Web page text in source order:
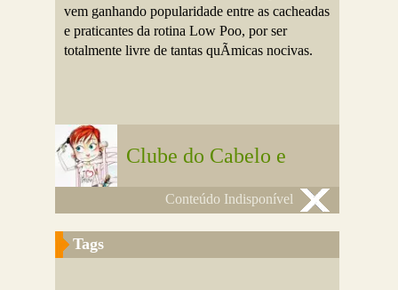
vem ganhando popularidade entre as cacheadas
e praticantes da rotina Low Poo, por ser
totalmente livre de tantas quÃ­micas nocivas.
Clube do Cabelo e
Conteúdo Indisponível
Tags